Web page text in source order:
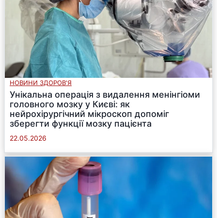
НОВИНИ ЗДОРОВ'Я
Унікальна операція з видалення менінгіоми
головного мозку у Києві: як
нейрохірургічний мікроскоп допоміг
зберегти функції мозку пацієнта
22.05.2026